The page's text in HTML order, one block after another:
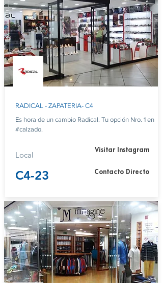
RADICAL - ZAPATERIA- C4
Es hora de un cambio Radical. Tu opción Nro. 1 en
#calzado.
Local
Visitar Instagram
C4-23 Contacto Directo